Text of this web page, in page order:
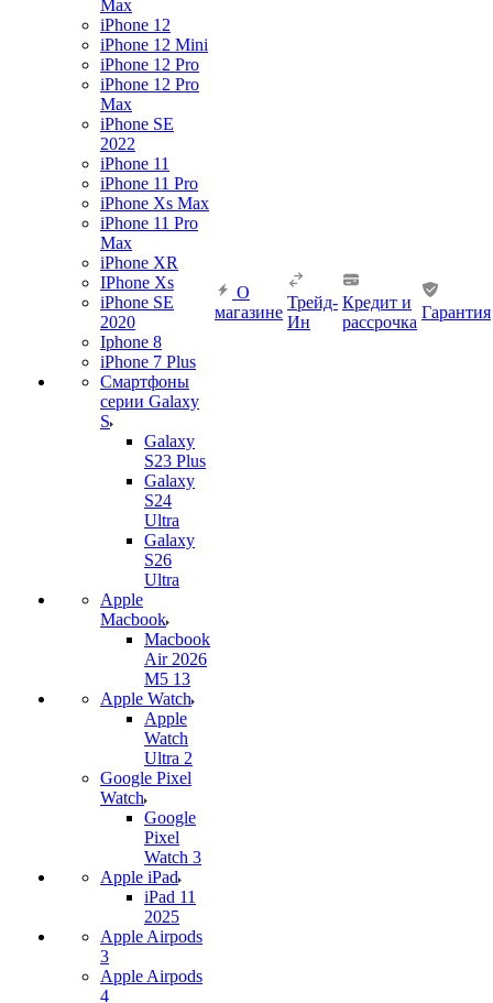
Max
iPhone 12
iPhone 12 Mini
iPhone 12 Pro
iPhone 12 Pro
Max
iPhone SE
2022
iPhone 11
iPhone 11 Pro
iPhone Xs Max
iPhone 11 Pro
Max
iPhone XR
IPhone Xs
iPhone SE
2020
Iphone 8
iPhone 7 Plus
Смартфоны
серии Galaxy
S
Galaxy
S23 Plus
Galaxy
S24
Ultra
Galaxy
S26
Ultra
Apple
Macbook
Macbook
Air 2026
M5 13
Apple Watch
Apple
Watch
Ultra 2
Google Pixel
Watch
Google
Pixel
Watch 3
Apple iPad
iPad 11
2025
Apple Airpods
3
Apple Airpods
4
О
магазине
Трейд-
Ин
Кредит и
рассрочка
Гарантия